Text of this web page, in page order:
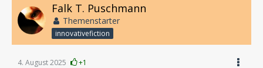
Falk T. Puschmann
Themenstarter
innovativefiction
4. August 2025 +1